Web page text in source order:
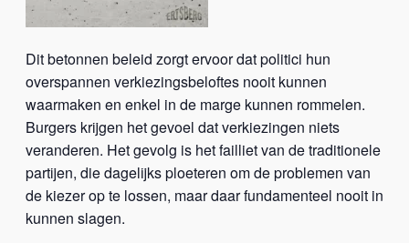
Dit betonnen beleid zorgt ervoor dat politici hun
overspannen verkiezingsbeloftes nooit kunnen
waarmaken en enkel in de marge kunnen rommelen.
Burgers krijgen het gevoel dat verkiezingen niets
veranderen. Het gevolg is het failliet van de traditionele
partijen, die dagelijks ploeteren om de problemen van
de kiezer op te lossen, maar daar fundamenteel nooit in
kunnen slagen.